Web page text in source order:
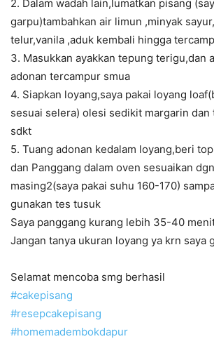
2. Dalam wadah lain,lumatkan pisang
garpu)tambahkan air limun ,minyak
telur,vanila ,aduk kembali hingga
3. Masukkan ayakkan tepung terigu,dan
adonan tercampur smua
4. Siapkan loyang,saya pakai loyang
sesuai selera) olesi sedikit margarin dan
sdkt
5. Tuang adonan kedalam loyang,beri
dan Panggang dalam oven sesuaikan
masing2(saya pakai suhu 160-170)
gunakan tes tusuk
Saya panggang kurang lebih 35-40
Jangan tanya ukuran loyang ya krn saya
Selamat mencoba smg berhasil
#cakepisang
#resepcakepisang
#homemadembokdapur